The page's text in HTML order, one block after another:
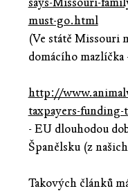
must-go.html
(Ve státě Missouri
domácího
http://
taxpayers-
- EU dlouhodou
Španělsku (z
Takových článků